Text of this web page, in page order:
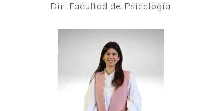
Dir. Facultad de Psicología